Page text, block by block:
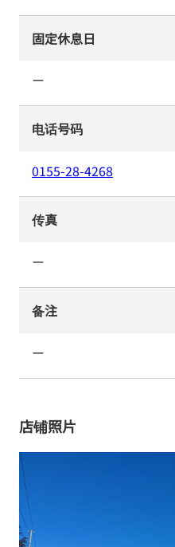
固定休息日
ー
电话号码
0155-28-4268
传真
ー
备注
ー
店铺照片